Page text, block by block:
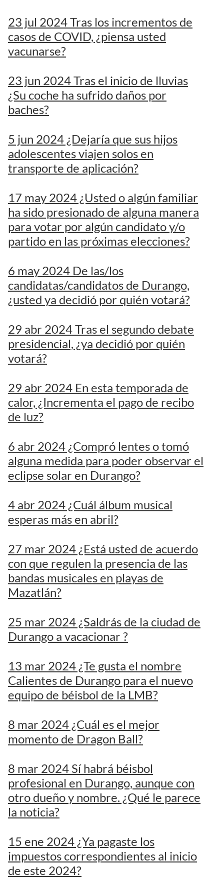
23 jul 2024 Tras los incrementos de
casos de COVID, ¿piensa usted
vacunarse?
23 jun 2024 Tras el inicio de lluvias
¿Su coche ha sufrido daños por
baches?
5 jun 2024 ¿Dejaría que sus hijos
adolescentes viajen solos en
transporte de aplicación?
17 may 2024 ¿Usted o algún familiar
ha sido presionado de alguna manera
para votar por algún candidato y/o
partido en las próximas elecciones?
6 may 2024 De las/los
candidatas/candidatos de Durango,
¿usted ya decidió por quién votará?
29 abr 2024 Tras el segundo debate
presidencial, ¿ya decidió por quién
votará?
29 abr 2024 En esta temporada de
calor, ¿Incrementa el pago de recibo
de luz?
6 abr 2024 ¿Compró lentes o tomó
alguna medida para poder observar el
eclipse solar en Durango?
4 abr 2024 ¿Cuál álbum musical
esperas más en abril?
27 mar 2024 ¿Está usted de acuerdo
con que regulen la presencia de las
bandas musicales en playas de
Mazatlán?
25 mar 2024 ¿Saldrás de la ciudad de
Durango a vacacionar ?
13 mar 2024 ¿Te gusta el nombre
Calientes de Durango para el nuevo
equipo de béisbol de la LMB?
8 mar 2024 ¿Cuál es el mejor
momento de Dragon Ball?
8 mar 2024 Sí habrá béisbol
profesional en Durango, aunque con
otro dueño y nombre. ¿Qué le parece
la noticia?
15 ene 2024 ¿Ya pagaste los
impuestos correspondientes al inicio
de este 2024?